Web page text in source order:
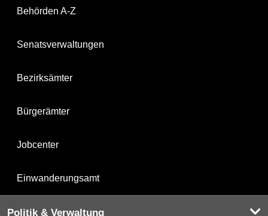
Behörden A-Z
Senatsverwaltungen
Bezirksämter
Bürgerämter
Jobcenter
Einwanderungsamt
Politik & Verwaltung